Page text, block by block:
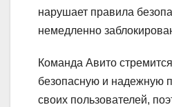
нарушает правила
немедленно
Команда Авито
безопасную и надежную
своих пользователей,